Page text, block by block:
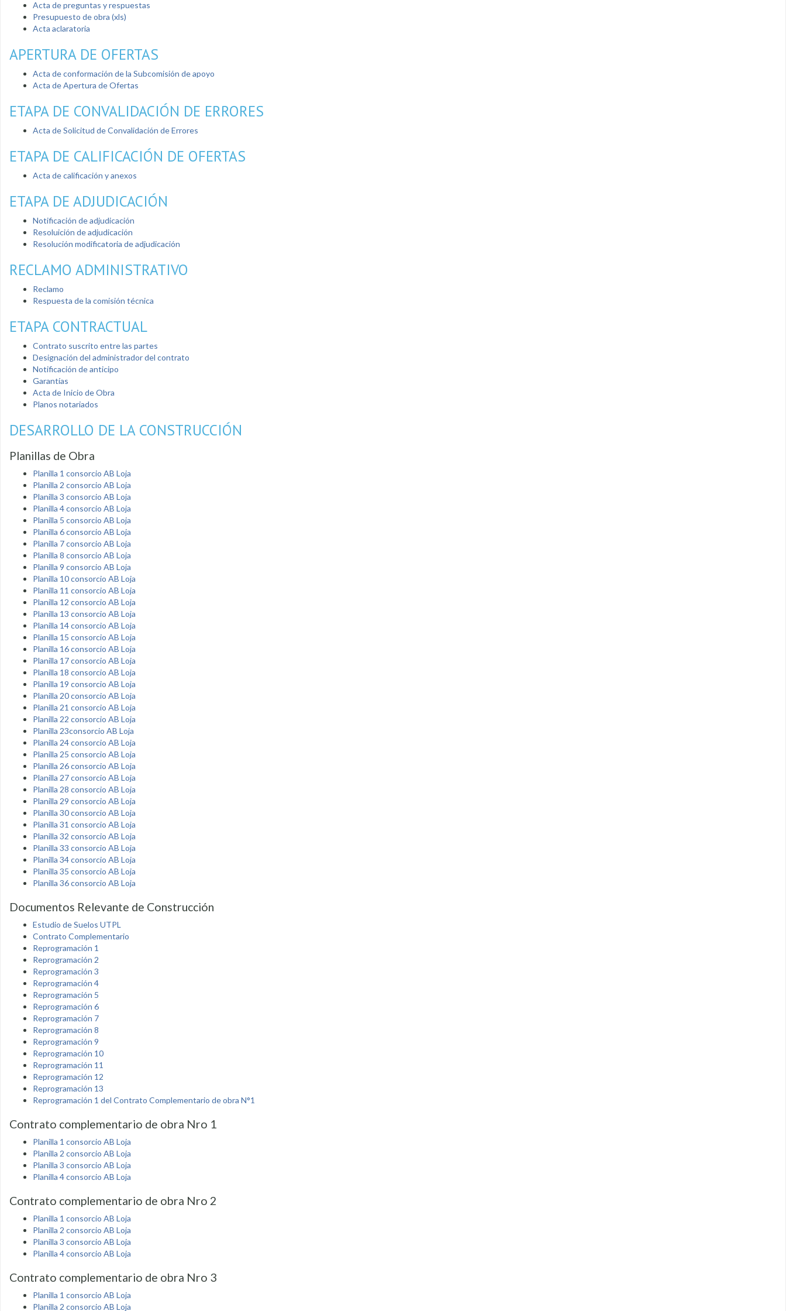
Acta de preguntas y respuestas
Presupuesto de obra (xls)
Acta aclaratoria
APERTURA DE OFERTAS
Acta de conformación de la Subcomisión de apoyo
Acta de Apertura de Ofertas
ETAPA DE CONVALIDACIÓN DE ERRORES
Acta de Solicitud de Convalidación de Errores
ETAPA DE CALIFICACIÓN DE OFERTAS
Acta de calificación y anexos
ETAPA DE ADJUDICACIÓN
Notificación de adjudicación
Resoluición de adjudicación
Resolución modificatoria de adjudicación
RECLAMO ADMINISTRATIVO
Reclamo
Respuesta de la comisión técnica
ETAPA CONTRACTUAL
Contrato suscrito entre las partes
Designación del administrador del contrato
Notificación de anticipo
Garantías
Acta de Inicio de Obra
Planos notariados
DESARROLLO DE LA CONSTRUCCIÓN
Planillas de Obra
Planilla 1 consorcio AB Loja
Planilla 2 consorcio AB Loja
Planilla 3 consorcio AB Loja
Planilla 4 consorcio AB Loja
Planilla 5 consorcio AB Loja
Planilla 6 consorcio AB Loja
Planilla 7 consorcio AB Loja
Planilla 8 consorcio AB Loja
Planilla 9 consorcio AB Loja
Planilla 10 consorcio AB Loja
Planilla 11 consorcio AB Loja
Planilla 12 consorcio AB Loja
Planilla 13 consorcio AB Loja
Planilla 14 consorcio AB Loja
Planilla 15 consorcio AB Loja
Planilla 16 consorcio AB Loja
Planilla 17 consorcio AB Loja
Planilla 18 consorcio AB Loja
Planilla 19 consorcio AB Loja
Planilla 20 consorcio AB Loja
Planilla 21 consorcio AB Loja
Planilla 22 consorcio AB Loja
Planilla 23consorcio AB Loja
Planilla 24 consorcio AB Loja
Planilla 25 consorcio AB Loja
Planilla 26 consorcio AB Loja
Planilla 27 consorcio AB Loja
Planilla 28 consorcio AB Loja
Planilla 29 consorcio AB Loja
Planilla 30 consorcio AB Loja
Planilla 31 consorcio AB Loja
Planilla 32 consorcio AB Loja
Planilla 33 consorcio AB Loja
Planilla 34 consorcio AB Loja
Planilla 35 consorcio AB Loja
Planilla 36 consorcio AB Loja
Documentos Relevante de Construcción
Estudio de Suelos UTPL
Contrato Complementario
Reprogramación 1
Reprogramación 2
Reprogramación 3
Reprogramación 4
Reprogramación 5
Reprogramación 6
Reprogramación 7
Reprogramación 8
Reprogramación 9
Reprogramación 10
Reprogramación 11
Reprogramación 12
Reprogramación 13
Reprogramación 1 del Contrato Complementario de obra N°1
Contrato complementario de obra Nro 1
Planilla 1 consorcio AB Loja
Planilla 2 consorcio AB Loja
Planilla 3 consorcio AB Loja
Planilla 4 consorcio AB Loja
Contrato complementario de obra Nro 2
Planilla 1 consorcio AB Loja
Planilla 2 consorcio AB Loja
Planilla 3 consorcio AB Loja
Planilla 4 consorcio AB Loja
Contrato complementario de obra Nro 3
Planilla 1 consorcio AB Loja
Planilla 2 consorcio AB Loja